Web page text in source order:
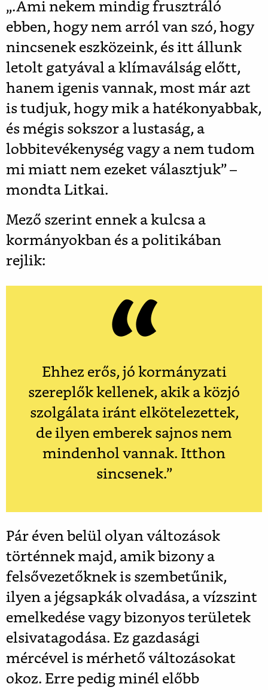
„.Ami nekem mindig frusztráló
ebben, hogy nem arról van szó, hogy
nincsenek eszközeink, és itt állunk
letolt gatyával a klímaválság előtt,
hanem igenis vannak, most már azt
is tudjuk, hogy mik a hatékonyabbak,
és mégis sokszor a lustaság, a
lobbitevékenység vagy a nem tudom
mi miatt nem ezeket választjuk” –
mondta Litkai.
Mező szerint ennek a kulcsa a
kormányokban és a politikában
rejlik:
Ehhez erős, jó kormányzati
szereplők kellenek, akik a közjó
szolgálata iránt elkötelezettek,
de ilyen emberek sajnos nem
mindenhol vannak. Itthon
sincsenek.”
Pár éven belül olyan változások
történnek majd, amik bizony a
felsővezetőknek is szembetűnik,
ilyen a jégsapkák olvadása, a vízszint
emelkedése vagy bizonyos területek
elsivatagodása. Ez gazdasági
mércével is mérhető változásokat
okoz. Erre pedig minél előbb